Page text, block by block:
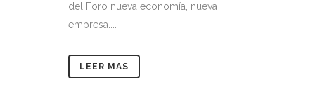
del Foro nueva economía, nueva
empresa....
LEER MAS